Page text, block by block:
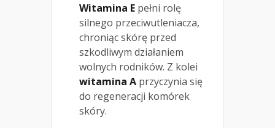
Witamina E pełni rolę
silnego przeciwutleniacza,
chroniąc skórę przed
szkodliwym działaniem
wolnych rodników. Z kolei
witamina A przyczynia się
do regeneracji komórek
skóry.